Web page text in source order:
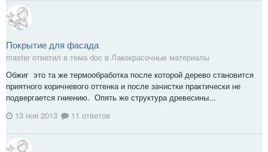
Покрытие для фасада
master ответил в тема doc в Лакокрасочные материалы
Обжиг это та же термообработка после которой дерево становится
приятного коричневого оттенка и после зачистки практически не
подвергается гниению. Опять же структура древесины...
13 ноя 2013
11 ответов